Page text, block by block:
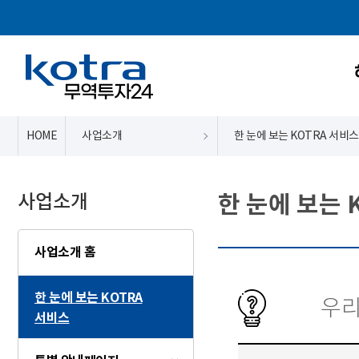
사업소개
사업소개 홈
한 눈에 보는 KOTRA
서비스
HOME 사업소개 한 눈에 보는 KOTRA 서비스
한 눈에 보는
우